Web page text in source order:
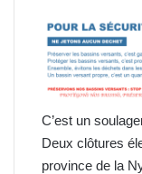
C’est un
Deux clôtures
province de la